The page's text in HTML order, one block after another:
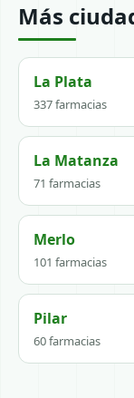
Más
La Plata
337 farmacias
La Matanza
71 farmacias
Merlo
101 farmacias
Pilar
60 farmacias